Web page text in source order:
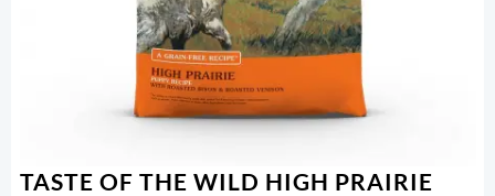
TASTE OF THE WILD HIGH PRAIRIE